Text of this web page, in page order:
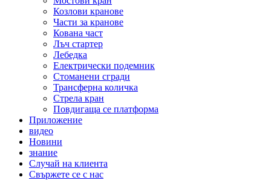
Козлови кранове
Части за кранове
Кована част
Лъч стартер
Лебедка
Електрически подемник
Стоманени сгради
Трансферна количка
Стрела кран
Повдигаща се платформа
Приложение
видео
Новини
знание
Случай на клиента
Свържете се с нас